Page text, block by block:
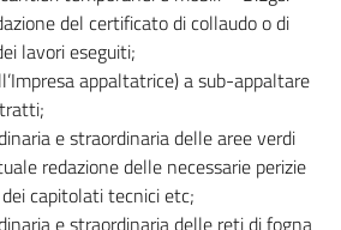
del certificato di collaudo o di
lavori eseguiti;
appaltatrice) a sub-appaltare
e straordinaria delle aree verdi
redazione delle necessarie perizie
capitolati tecnici etc;
e straordinaria delle reti di fogna